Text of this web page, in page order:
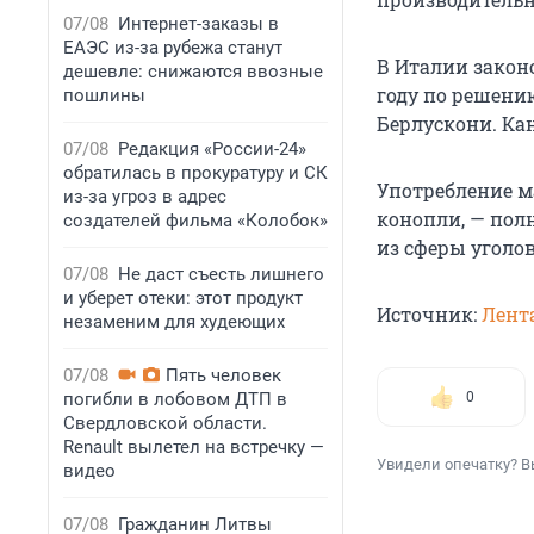
07/08 Интернет-заказы в
ЕАЭС из-за рубежа станут
дешевле: снижаются ввозные
пошлины
07/08 Редакция «России-24»
обратилась в прокуратуру и СК
из-за угроз в адрес
создателей фильма «Колобок»
07/08 Не даст съесть лишнего
и уберет отеки: этот продукт
незаменим для худеющих
07/08
Пять человек
погибли в лобовом ДТП в
Свердловской области.
Renault вылетел на встречку —
видео
07/08 Гражданин Литвы
В Италии
году по
Берлускони.
Употребление
конопли, —
из сферы
Источник:
0
Увидели опечатку?